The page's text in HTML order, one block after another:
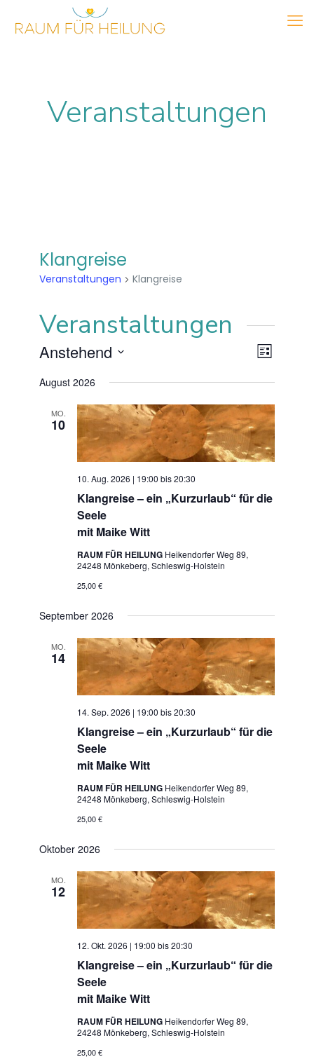
Veranstaltungen
Klangreise
Veranstaltungen Klangreise
Veranstaltungen
Liste
Anstehend
wählen.
August 2026
MO.
10
Klangreise – ein „Kurzurlaub“ für die
Seele
mit Maike Witt
10. Aug. 2026 | 19:00 bis20:30
RAUM FÜR HEILUNG Heikendorfer Weg 89,
24248 Mönkeberg, Schleswig-Holstein
25,00 €
September 2026
MO.
14
Klangreise – ein „Kurzurlaub“ für die
Seele
mit Maike Witt
14. Sep. 2026 | 19:00 bis20:30
RAUM FÜR HEILUNG Heikendorfer Weg 89,
24248 Mönkeberg, Schleswig-Holstein
25,00 €
Oktober 2026
MO.
12
Klangreise – ein „Kurzurlaub“ für die
Seele
mit Maike Witt
12. Okt. 2026 | 19:00 bis20:30
RAUM FÜR HEILUNG Heikendorfer Weg 89,
24248 Mönkeberg, Schleswig-Holstein
25,00 €